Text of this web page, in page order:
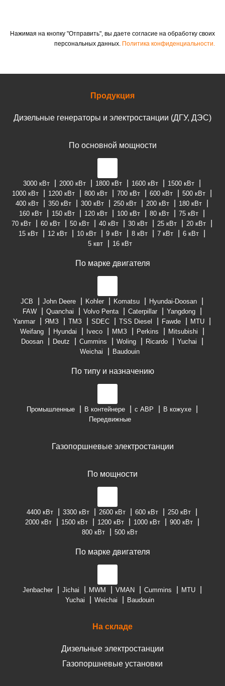
Нажимая на кнопку "Отправить", вы даете согласие на обработку своих
персональных данных. Политика конфиденциальности.
Продукция
Дизельные генераторы и электростанции (ДГУ, ДЭС)
По основной мощности
3000 кВт 2000 кВт 1800 кВт 1600 кВт
1500 кВт
1000 кВт
1200 кВт 800 кВт 700 кВт 600 кВт
500 кВт
400 кВт
350 кВт 300 кВт 250 кВт 200 кВт
180 кВт
160 кВт
150 кВт 120 кВт 100 кВт 80 кВт
75 кВт
70 кВт
60 кВт 50 кВт 40 кВт 30 кВт 25 кВт
20 кВт
15 кВт
12 кВт 10 кВт 9 кВт 8 кВт 7 кВт
6 кВт
5 квт
16 кВт
По марке двигателя
JCB John Deere Kohler Komatsu
Hyundai-Doosan
FAW
Quanchai Volvo Penta Caterpillar
Yangdong
Yanmar
ЯМЗ ТМЗ SDEC TSS Diesel Fawde
MTU
Weifang
Hyundai Iveco ММЗ Perkins
Mitsubishi
Doosan
Deutz Cummins Woling Ricardo
Yuchai
Weichai
Baudouin
По типу и назначению
Промышленные В контейнере с АВР
В кожухе
Передвижные
Газопоршневые электростанции
По мощности
4400 кВт 3300 кВт 2600 кВт 600 кВт
250 кВт
2000 кВт
1500 кВт 1200 кВт 1000 кВт
900 кВт
800 кВт
500 кВт
По марке двигателя
Jenbacher Jichai MWM VMAN Cummins
MTU
Yuchai
Weichai Baudouin
На складе
Дизельные электростанции
Газопоршневые установки